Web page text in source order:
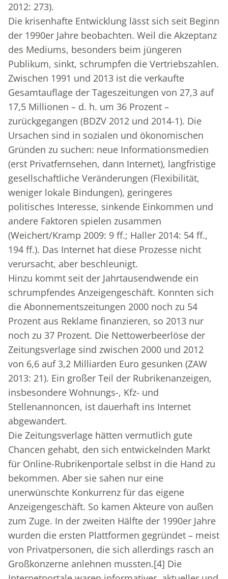
2012: 273).
Die krisenhafte Entwicklung lässt sich seit Beginn
der 1990er Jahre beobachten. Weil die Akzeptanz
des Mediums, besonders beim jüngeren
Publikum, sinkt, schrumpfen die Vertriebszahlen.
Zwischen 1991 und 2013 ist die verkaufte
Gesamtauflage der Tageszeitungen von 27,3 auf
17,5 Millionen – d. h. um 36 Prozent –
zurückgegangen (BDZV 2012 und 2014-1). Die
Ursachen sind in sozialen und ökonomischen
Gründen zu suchen: neue Informationsmedien
(erst Privatfernsehen, dann Internet), langfristige
gesellschaftliche Veränderungen (Flexibilität,
weniger lokale Bindungen), geringeres
politisches Interesse, sinkende Einkommen und
andere Faktoren spielen zusammen
(Weichert/Kramp 2009: 9 ff.; Haller 2014: 54 ff.,
194 ff.). Das Internet hat diese Prozesse nicht
verursacht, aber beschleunigt.
Hinzu kommt seit der Jahrtausendwende ein
schrumpfendes Anzeigengeschäft. Konnten sich
die Abonnementszeitungen 2000 noch zu 54
Prozent aus Reklame finanzieren, so 2013 nur
noch zu 37 Prozent. Die Nettowerbeerlöse der
Zeitungsverlage sind zwischen 2000 und 2012
von 6,6 auf 3,2 Milliarden Euro gesunken (ZAW
2013: 21). Ein großer Teil der Rubrikenanzeigen,
insbesondere Wohnungs-, Kfz- und
Stellenannoncen, ist dauerhaft ins Internet
abgewandert.
Die Zeitungsverlage hätten vermutlich gute
Chancen gehabt, den sich entwickelnden Markt
für Online-Rubrikenportale selbst in die Hand zu
bekommen. Aber sie sahen nur eine
unerwünschte Konkurrenz für das eigene
Anzeigengeschäft. So kamen Akteure von außen
zum Zuge. In der zweiten Hälfte der 1990er Jahre
wurden die ersten Plattformen gegründet – meist
von Privatpersonen, die sich allerdings rasch an
Großkonzerne anlehnen mussten.[4] Die